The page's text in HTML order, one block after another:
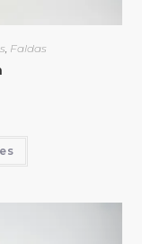
Faldas